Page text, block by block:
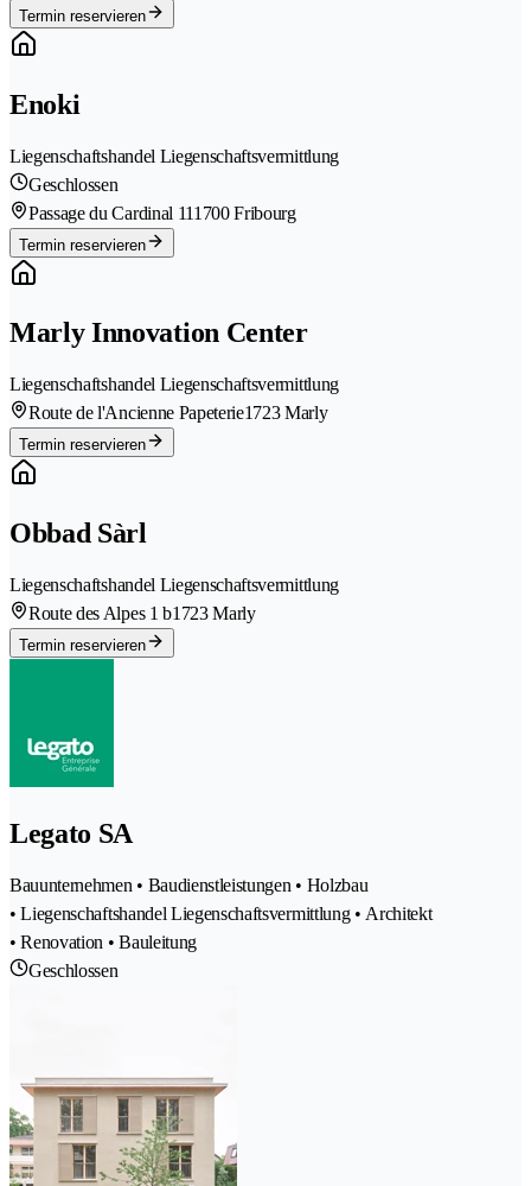
Termin reservieren
Enoki
Liegenschaftshandel Liegenschaftsvermittlung
Geschlossen
Passage du Cardinal 111700 Fribourg
Termin reservieren
Marly Innovation Center
Liegenschaftshandel Liegenschaftsvermittlung
Route de l'Ancienne Papeterie1723 Marly
Termin reservieren
Obbad Sàrl
Liegenschaftshandel Liegenschaftsvermittlung
Route des Alpes 1 b1723 Marly
Termin reservieren
Legato SA
Bauunternehmen • Baudienstleistungen • Holzbau
• Liegenschaftshandel Liegenschaftsvermittlung • Architekt
• Renovation • Bauleitung
Geschlossen